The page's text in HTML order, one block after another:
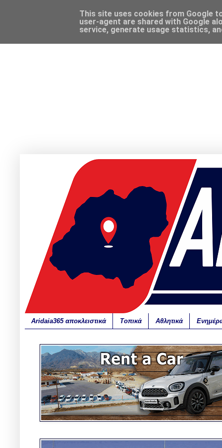
Aridaia365 αποκλειστικά Τοπικά Αθλητικά
This site uses cookies from Google
user-agent are shared with Google
service, generate usage statistics,